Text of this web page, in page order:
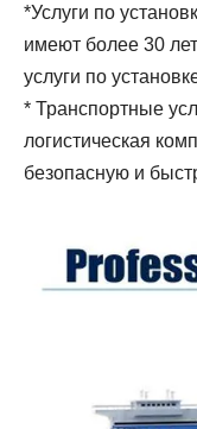
*Услуги по
имеют более 30
услуги по
* Транспортные
логистическая
безопасную и